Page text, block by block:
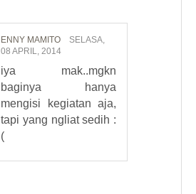
ENNY MAMITO
SELASA,
08 APRIL, 2014
iya mak..mgkn
baginya hanya
mengisi kegiatan aja,
tapi yang ngliat sedih :
(